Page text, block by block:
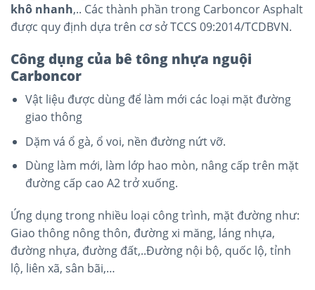
khô nhanh,.. Các thành phần trong Carboncor Asphalt
được quy định dựa trên cơ sở TCCS 09:2014/TCDBVN.
Công dụng của bê tông nhựa nguội
Carboncor
Vật liệu được dùng để làm mới các loại mặt đường
giao thông
Dặm vá ổ gà, ổ voi, nền đường nứt vỡ.
Dùng làm mới, làm lớp hao mòn, nâng cấp trên mặt
đường cấp cao A2 trở xuống.
Ứng dụng trong nhiều loại công trình, mặt đường như:
Giao thông nông thôn, đường xi măng, láng nhựa,
đường nhựa, đường đất,..Đường nội bộ, quốc lộ, tỉnh
lộ, liên xã, sân bãi,…